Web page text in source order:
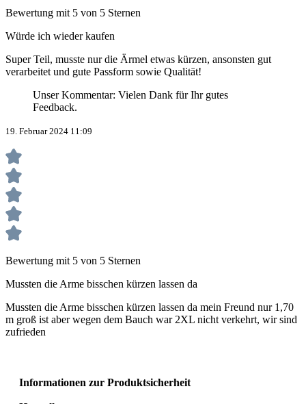
Bewertung mit 5 von 5 Sternen
Würde ich wieder kaufen
Super Teil, musste nur die Ärmel etwas kürzen, ansonsten gut
verarbeitet und gute Passform sowie Qualität!
Unser Kommentar: Vielen Dank für Ihr gutes
Feedback.
19. Februar 2024 11:09
Bewertung mit 5 von 5 Sternen
Mussten die Arme bisschen kürzen lassen da
Mussten die Arme bisschen kürzen lassen da mein Freund nur 1,70
m groß ist aber wegen dem Bauch war 2XL nicht verkehrt, wir sind
zufrieden
Informationen zur Produktsicherheit